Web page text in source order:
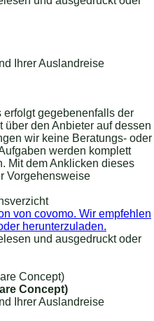
Ihrer Auslandreise
gegebenenfalls der
den Anbieter auf dessen
wir keine Beratungs- oder
werden komplett
Mit dem Anklicken dieses
Vorgehensweise
von covomo. Wir empfehlen
herunterzuladen.
und ausgedruckt oder
Concept)
Ihrer Auslandreise